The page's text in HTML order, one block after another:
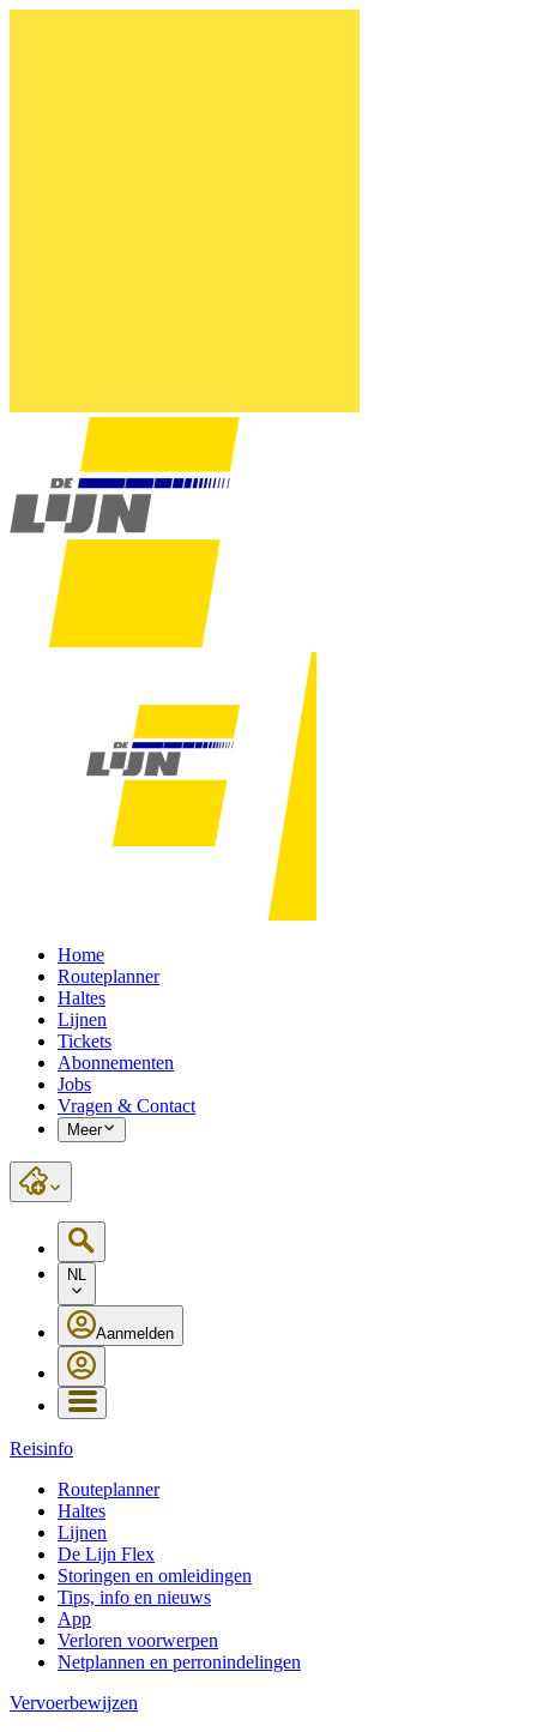
Home
Routeplanner
Haltes
Lijnen
Tickets
Abonnementen
Jobs
Vragen & Contact
Meer
NL
Aanmelden
Reisinfo
Routeplanner
Haltes
Lijnen
De Lijn Flex
Storingen en omleidingen
Tips, info en nieuws
App
Verloren voorwerpen
Netplannen en perronindelingen
Vervoerbewijzen